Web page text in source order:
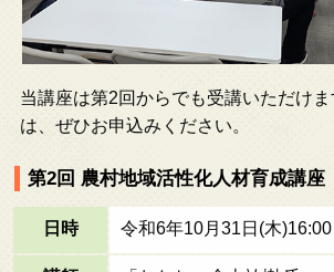
当講座は第2回からでも受講いただけ
は、ぜひお申込みください。
第2回 農村地域活性化人材育成講座
日時 令和6年10月31日(木